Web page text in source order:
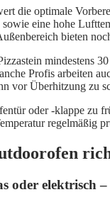
die optimale
eine hohe
bieten
mindestens
Profis arbeiten
vor Überhitzung zu
oder -klappe zu
regelmäßig
oder elektrisch